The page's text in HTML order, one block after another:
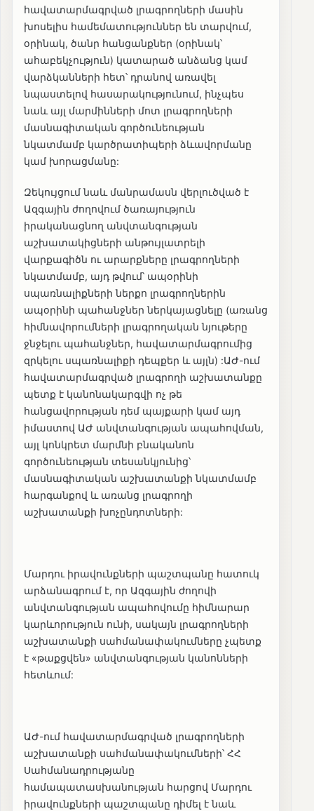
հավատարմագրված լրագրողների մասին
խոսելիս համեմատություններ են տարվում,
օրինակ, ծանր հանցանքներ (օրինակ՝
ահաբեկչություն) կատարած անձանց կամ
վարձկանների հետ՝ դրանով առավել
նպաստելով հասարակությունում, ինչպես
նաև այլ մարմինների մոտ լրագրողների
մասնագիտական գործունեության
նկատմամբ կարծրատիպերի ձևավորմանը
կամ խորացմանը:
Զեկույցում նաև մանրամասն վերլուծված է
Ազգային ժողովում ծառայություն
իրականացնող անվտանգության
աշխատակիցների անթույլատրելի
վարքագիծն ու արարքները լրագրողների
նկատմամբ, այդ թվում՝ ապօրինի
սպառնալիքների ներքո լրագրողներին
ապօրինի պահանջներ ներկայացնելը (առանց
հիմնավորումների լրագրողական նյութերը
ջնջելու պահանջներ, հավատարմագրումից
զրկելու սպառնալիքի դեպքեր և այլն) :ԱԺ-ում
հավատարմագրված լրագրողի աշխատանքը
պետք է կանոնակարգվի ոչ թե
հանցավորության դեմ պայքարի կամ այդ
իմաստով ԱԺ անվտանգության ապահովման,
այլ կոնկրետ մարմնի բնականոն
գործունեության տեսանկյունից՝
մասնագիտական աշխատանքի նկատմամբ
հարգանքով և առանց լրագրողի
աշխատանքի խոչընդոտների:
Մարդու իրավունքների պաշտպանը հատուկ
արձանագրում է, որ Ազգային ժողովի
անվտանգության ապահովումը հիմնարար
կարևորություն ունի, սակայն լրագրողների
աշխատանքի սահմանափակումները չպետք
է «թաքցվեն» անվտանգության կանոնների
հետևում:
ԱԺ-ում հավատարմագրված լրագրողների
աշխատանքի սահմանափակումների՝ ՀՀ
Սահմանադրությանը
համապատասխանության հարցով Մարդու
իրավունքների պաշտպանը դիմել է նաև